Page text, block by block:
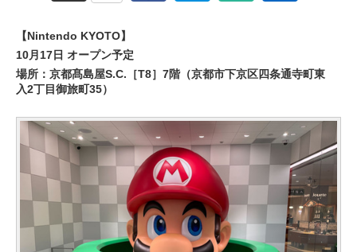
【Nintendo KYOTO】
10月17日 オープン予定
場所：京都髙島屋S.C.［T8］7階（京都市下京区四条通寺町東
入2丁目御旅町35）